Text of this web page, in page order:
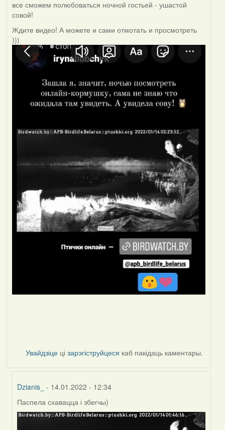
все сможем полюбоваться ночной гостьей - ушастой
совой!
Ждите видео! А можете и сами отмотать и просмотреть
)))
Увайдзіце цізарэгіструйцеся каб пакідаць каментары.
Dzianis_ - 14.01.2022 - 12:34
In
reply
Паспела схавацца і збегчы)